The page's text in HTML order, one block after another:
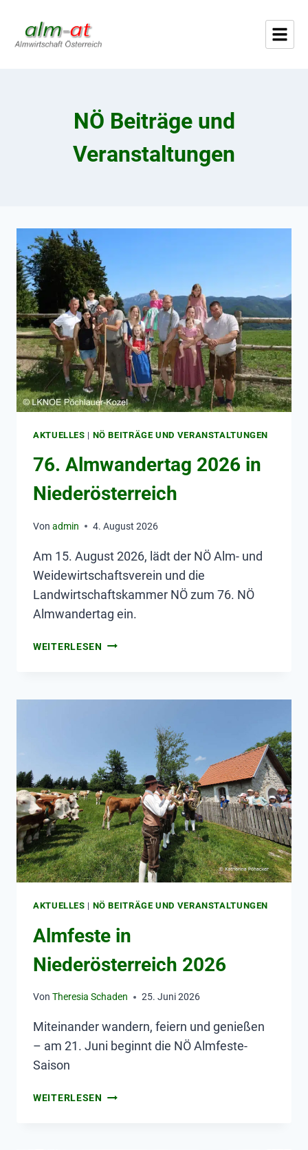
NÖ Beiträge und
Veranstaltungen
AKTUELLES | NÖ BEITRÄGE UND VERANSTALTUNGEN
76. Almwandertag 2026 in
Niederösterreich
Von admin 4. August 2026
Am 15. August 2026, lädt der NÖ Alm- und
Weidewirtschaftsverein und die
Landwirtschaftskammer NÖ zum 76. NÖ
Almwandertag ein.
WEITERLESEN
AKTUELLES | NÖ BEITRÄGE UND VERANSTALTUNGEN
Almfeste in
Niederösterreich 2026
Von Theresia Schaden 25. Juni 2026
Miteinander wandern, feiern und genießen
– am 21. Juni beginnt die NÖ Almfeste-
Saison
WEITERLESEN